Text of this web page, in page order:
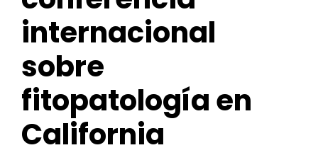
for:
internacional
sobre
fitopatología en
California